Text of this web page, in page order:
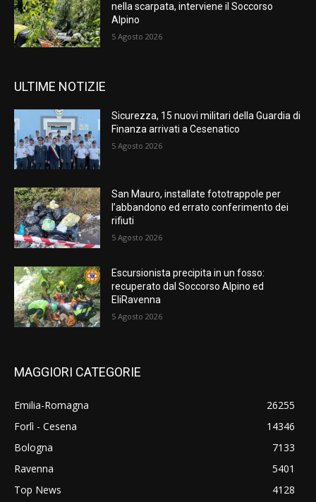
nella scarpata, interviene il Soccorso
Alpino
5 Agosto 2026
ULTIME NOTIZIE
Sicurezza, 15 nuovi militari della Guardia di
Finanza arrivati a Cesenatico
5 Agosto 2026
San Mauro, installate fototrappole per
l’abbandono ed errato conferimento dei
rifiuti
5 Agosto 2026
Escursionista precipita in un fosso:
recuperato dal Soccorso Alpino ed
EliRavenna
5 Agosto 2026
MAGGIORI CATEGORIE
Emilia-Romagna
26255
Forlì - Cesena
14346
Bologna
7133
Ravenna
5401
Top News
4128